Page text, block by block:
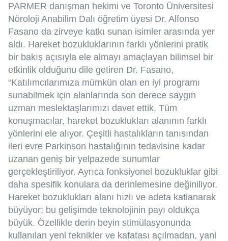
PARMER danışman hekimi ve Toronto Üniversitesi
Nöroloji Anabilim Dalı öğretim üyesi Dr. Alfonso
Fasano da zirveye katkı sunan isimler arasında yer
aldı. Hareket bozukluklarının farklı yönlerini pratik
bir bakış açısıyla ele almayı amaçlayan bilimsel bir
etkinlik olduğunu dile getiren Dr. Fasano,
“Katılımcılarımıza mümkün olan en iyi programı
sunabilmek için alanlarında son derece saygın
uzman meslektaşlarımızı davet ettik. Tüm
konuşmacılar, hareket bozuklukları alanının farklı
yönlerini ele alıyor. Çeşitli hastalıkların tanısından
ileri evre Parkinson hastalığının tedavisine kadar
uzanan geniş bir yelpazede sunumlar
gerçekleştiriliyor. Ayrıca fonksiyonel bozukluklar gibi
daha spesifik konulara da derinlemesine değiniliyor.
Hareket bozuklukları alanı hızlı ve adeta katlanarak
büyüyor; bu gelişimde teknolojinin payı oldukça
büyük. Özellikle derin beyin stimülasyonunda
kullanılan yeni teknikler ve kafatası açılmadan, yani